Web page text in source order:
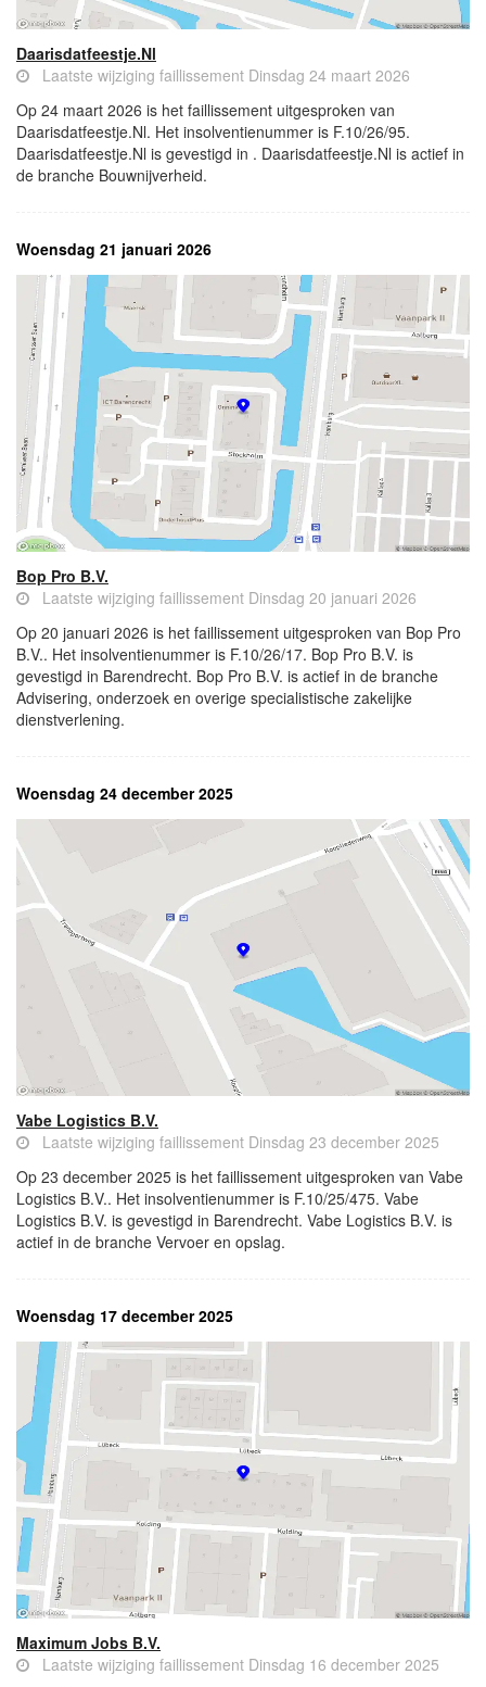
Daarisdatfeestje.Nl
Laatste wijziging faillissement Dinsdag 24 maart 2026
Op 24 maart 2026 is het faillissement uitgesproken van
Daarisdatfeestje.Nl. Het insolventienummer is F.10/26/95.
Daarisdatfeestje.Nl is gevestigd in . Daarisdatfeestje.Nl is actief in
de branche Bouwnijverheid.
Woensdag 21 januari 2026
Bop Pro B.V.
Laatste wijziging faillissement Dinsdag 20 januari 2026
Op 20 januari 2026 is het faillissement uitgesproken van Bop Pro
B.V.. Het insolventienummer is F.10/26/17. Bop Pro B.V. is
gevestigd in Barendrecht. Bop Pro B.V. is actief in de branche
Advisering, onderzoek en overige specialistische zakelijke
dienstverlening.
Woensdag 24 december 2025
Vabe Logistics B.V.
Laatste wijziging faillissement Dinsdag 23 december 2025
Op 23 december 2025 is het faillissement uitgesproken van Vabe
Logistics B.V.. Het insolventienummer is F.10/25/475. Vabe
Logistics B.V. is gevestigd in Barendrecht. Vabe Logistics B.V. is
actief in de branche Vervoer en opslag.
Woensdag 17 december 2025
Maximum Jobs B.V.
Laatste wijziging faillissement Dinsdag 16 december 2025